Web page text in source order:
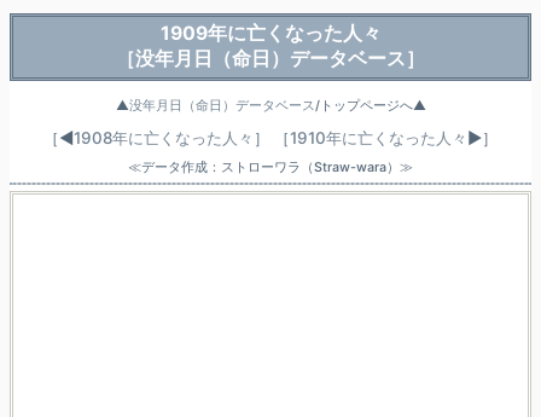
1909年に亡くなった人々
［没年月日（命日）データベース］
▲没年月日（命日）データベース/トップページへ▲
［◀1908年に亡くなった人々 ］ ［1910年に亡くなった人々 ▶］
≪データ作成：ストローワラ（Straw-wara）≫